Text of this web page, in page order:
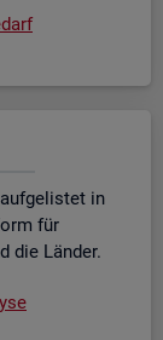
in
für
die Län­der.